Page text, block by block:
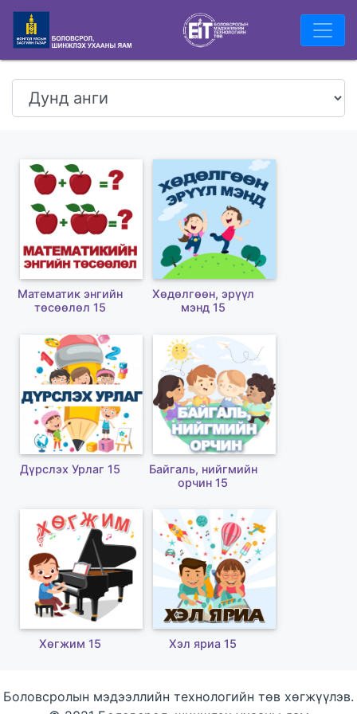
Математик энгийн
төсөөлөл 15
Хөдөлгөөн, эрүүл
мэнд 15
Дүрслэх Урлаг 15
Байгаль, нийгмийн
орчин 15
Хөгжим 15 Хэл яриа 15
Боловсролын мэдээллийн технологийн төв хөгжүүлэв.